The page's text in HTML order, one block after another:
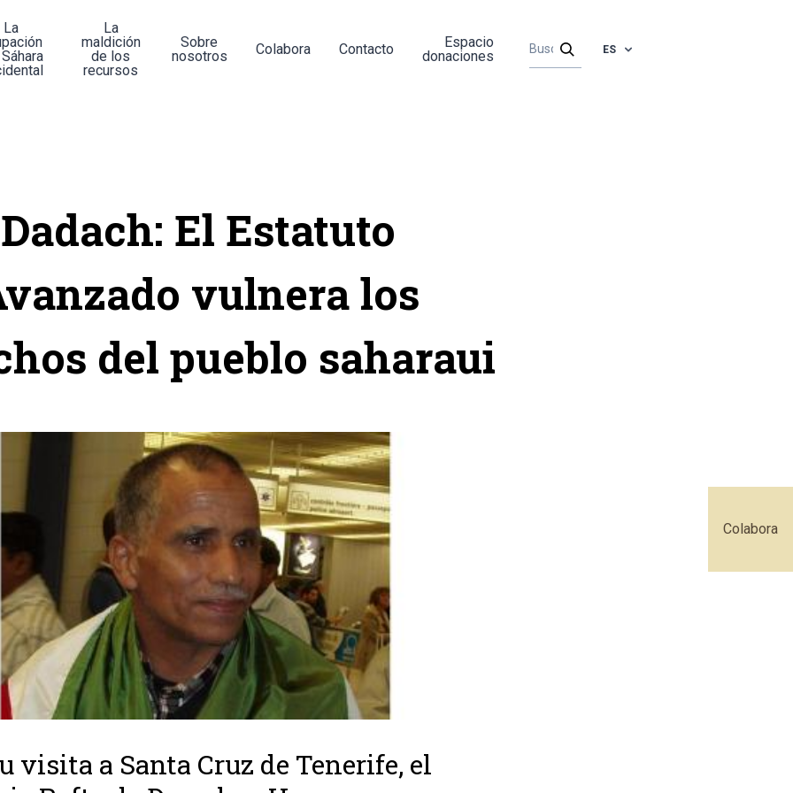
Colabora
La
La
maldición
de los
recursos
Sobre
nosotros
Colabora Contacto
Espacio
donaciones
ES
Dadach: El Estatuto
vulnera los
del pueblo saharaui
visita a Santa Cruz de Tenerife, el